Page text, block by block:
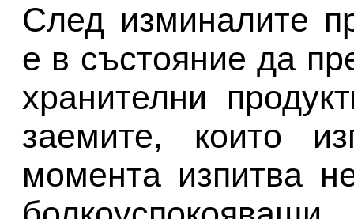
След изминалите
е в състояние да
хранителни
заемите, които
момента изпитва